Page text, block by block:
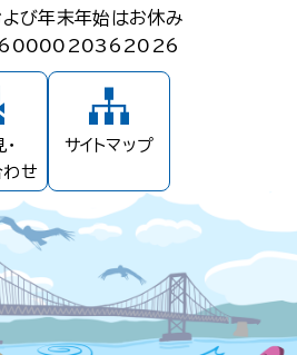
び年末年始はお休み
6000020362026
わせ
サイトマップ